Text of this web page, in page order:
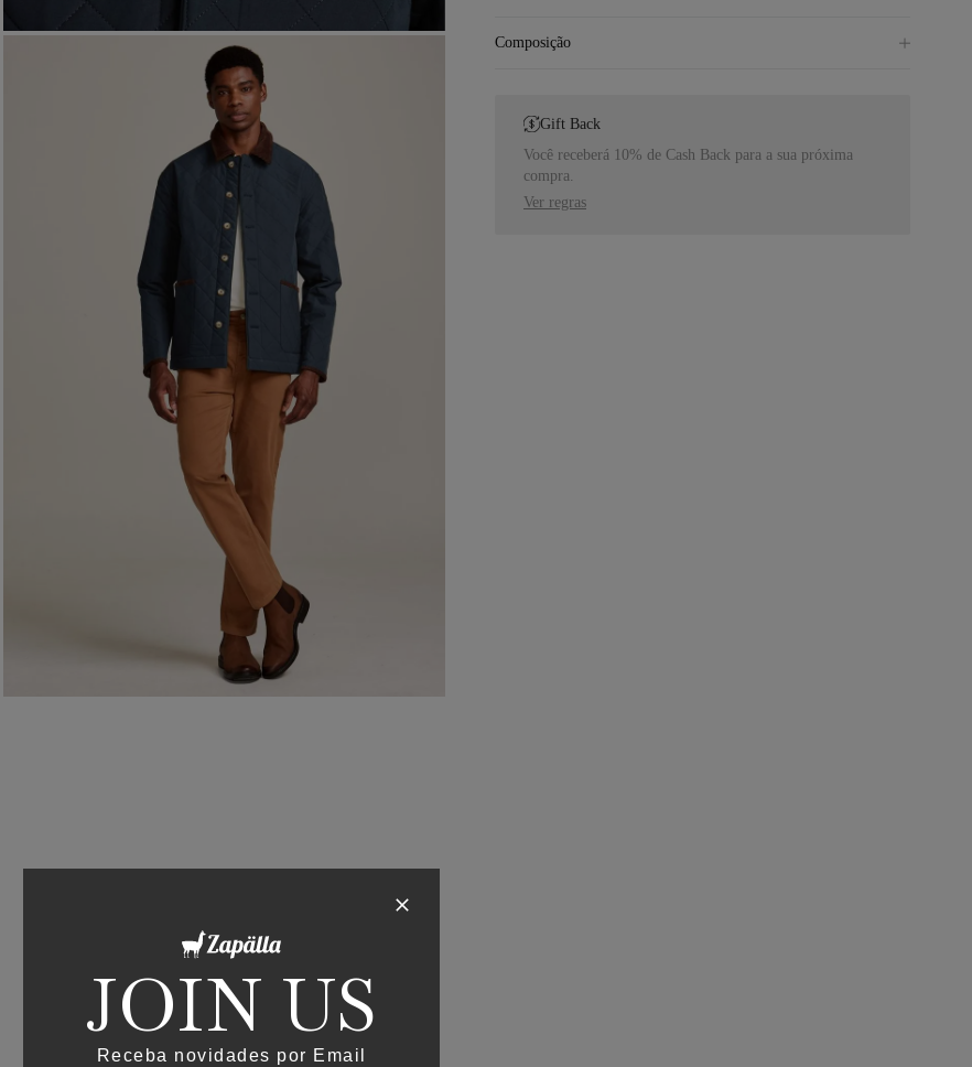
Composição
Gift Back
Você receberá 10% de Cash Back para a sua próxima
compra.
Ver regras
JOIN US
Receba novidades por Email